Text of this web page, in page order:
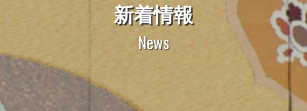
新着情報
News